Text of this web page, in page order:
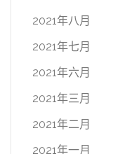
2021年八月
2021年七月
2021年六月
2021年三月
2021年二月
2021年一月